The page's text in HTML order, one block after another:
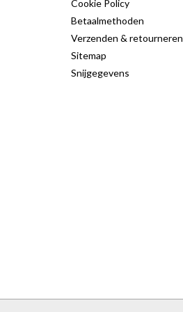
Cookie Policy
Betaalmethoden
Verzenden & retourneren
Sitemap
Snijgegevens